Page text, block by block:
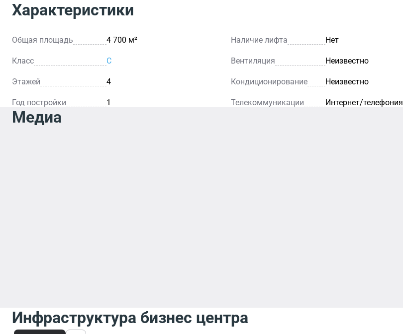
Характеристики
Общая площадь 4 700 м² Наличие лифта Нет
Класс C Вентиляция Неизвестно
Этажей 4 Кондиционирование Неизвестно
Год постройки 1 Телекоммуникации Интернет/телефония
Медиа
Инфраструктура бизнес центра